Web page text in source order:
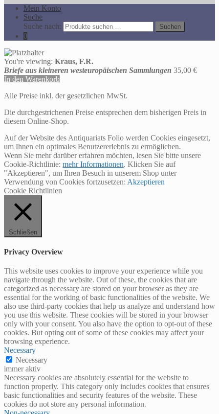
Mein Konto
Suche
Suche nach:
Suchen
0
You're viewing: Kraus, F.R.
Briefe aus kleineren westeuropäischen Sammlungen 35,00 €
In den Warenkorb
Alle Preise inkl. der gesetzlichen MwSt.
Die durchgestrichenen Preise entsprechen dem bisherigen Preis in
diesem Online-Shop.
Auf der Website des Antiquariats Folio werden Cookies eingesetzt,
um Ihnen ein optimales Benutzererlebnis zu ermöglichen.
Wenn Sie mehr darüber erfahren möchten, lesen Sie bitte unsere
Cookie-Richtlinie: mehr Informationen. Klicken Sie auf
"Akzeptieren", um Ihren Besuch in unserem Shop unter
Verwendung von Cookies fortzusetzen: Akzeptieren
Cookie Richtlinien
Schließen
Privacy Overview
This website uses cookies to improve your experience while you
navigate through the website. Out of these, the cookies that are
categorized as necessary are stored on your browser as they are
essential for the working of basic functionalities of the website. We
also use third-party cookies that help us analyze and understand how
you use this website. These cookies will be stored in your browser
only with your consent. You also have the option to opt-out of these
cookies. But opting out of some of these cookies may affect your
browsing experience.
Necessary
Necessary
immer aktiv
Necessary cookies are absolutely essential for the website to
function properly. This category only includes cookies that ensures
basic functionalities and security features of the website. These
cookies do not store any personal information.